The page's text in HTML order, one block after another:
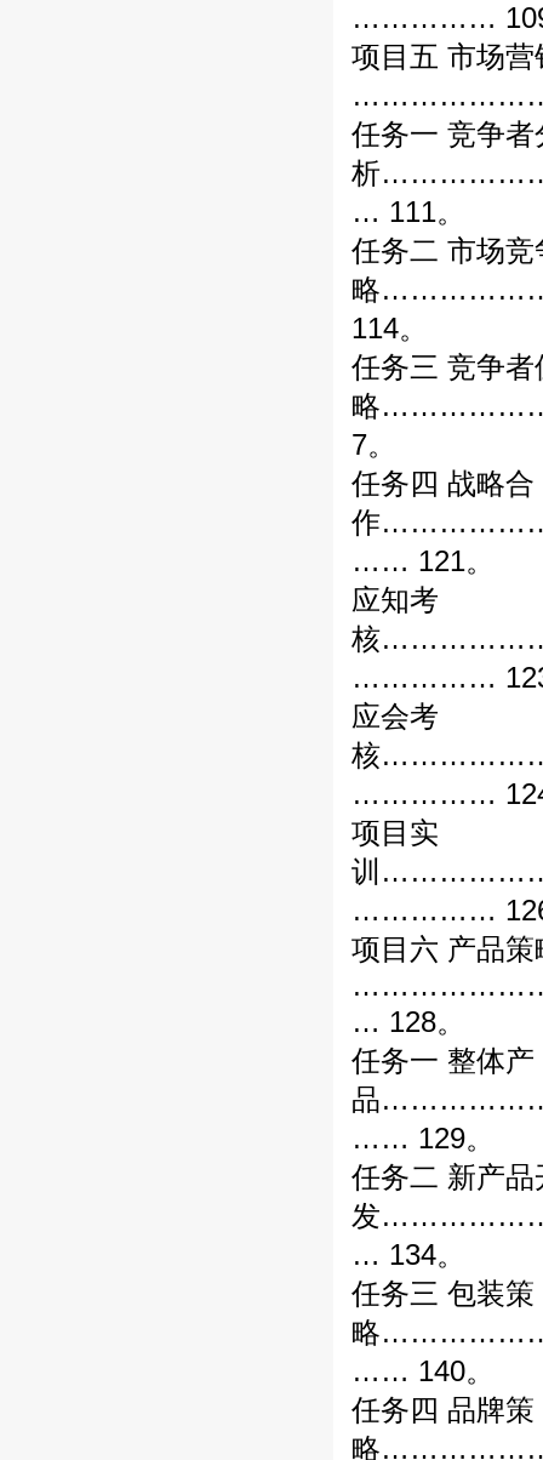
……………
项目五 市场
任务一 竞争者
析
… 111。
任务二 市场竞
略
114。
任务三 竞争者
略
7。
任务四 战略合
作
…… 121。
应知考
核
……………
应会考
核
……………
项目实
训
……………
项目六 产品策
… 128。
任务一 整体产
品
…… 129。
任务二 新产品
发
… 134。
任务三 包装策
略
…… 140。
任务四 品牌策
略